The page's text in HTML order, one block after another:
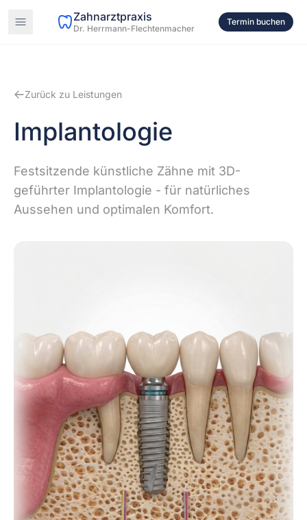
Zahnarztpraxis
Dr. Herrmann-Flechtenmacher
Termin buchen
Zurück zu Leistungen
Implantologie
Festsitzende künstliche Zähne mit 3D-
geführter Implantologie - für natürliches
Aussehen und optimalen Komfort.